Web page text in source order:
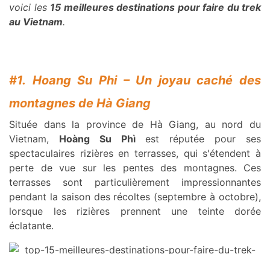
voici les 15 meilleures destinations pour faire du trek
au Vietnam.
#1. Hoang Su Phi – Un joyau caché des
montagnes de Hà Giang
Située dans la province de Hà Giang, au nord du
Vietnam, Hoàng Su Phìest réputée pour ses
spectaculaires rizières en terrasses, qui s'étendent à
perte de vue sur les pentes des montagnes. Ces
terrasses sont particulièrement impressionnantes
pendant la saison des récoltes (septembre à octobre),
lorsque les rizières prennent une teinte dorée
éclatante.